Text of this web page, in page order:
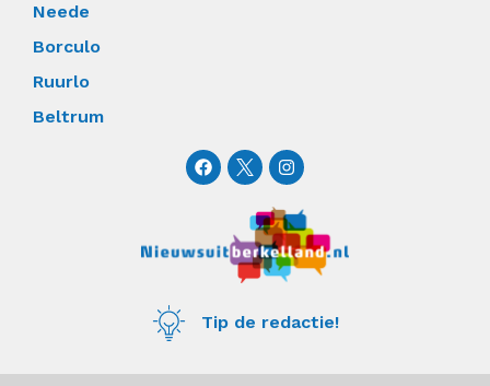
Neede
Borculo
Ruurlo
Beltrum
F
a
o
o
I
n
t
a
g
r
a
Tip de redactie!